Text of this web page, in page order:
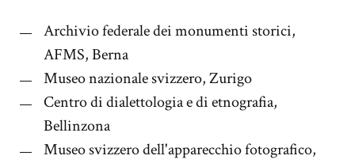
Archivio federale dei monumenti storici,
AFMS, Berna
Museo nazionale svizzero, Zurigo
Centro di dialettologia e di etnografia,
Bellinzona
Museo svizzero dell'apparecchio fotografico,